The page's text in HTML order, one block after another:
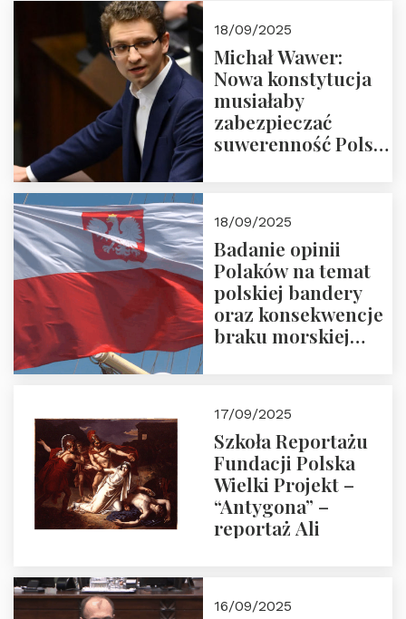
18/09/2025
Michał Wawer:
Nowa konstytucja
musiałaby
zabezpieczać
suwerenność Polski
18/09/2025
Badanie opinii
Polaków na temat
polskiej bandery
oraz konsekwencje
braku morskiej
17/09/2025
Szkoła Reportażu
Fundacji Polska
Wielki Projekt –
“Antygona” –
reportaż Ali
16/09/2025